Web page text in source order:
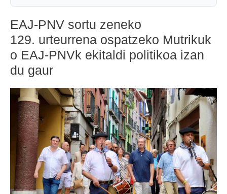
EAJ-PNV sortu zeneko
129. urteurrena ospatzeko Mutrikuk
o EAJ-PNVk ekitaldi politikoa izan
du gaur